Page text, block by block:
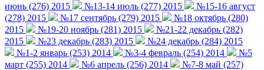
июнь (276) 2015
№13-14 июль (277) 2015
№15-16 август
(278) 2015
№17 сентябрь (279) 2015
№18 октябрь (280)
2015
№19-20 ноябрь (281) 2015
№21-22 декабрь (282)
2015
№23 декабрь (283) 2015
№24 декабрь (284) 2015
№1-2 январь (253) 2014
№3-4 февраль (254) 2014
№5
март (255) 2014
№6 апрель (256) 2014
№7-8 май (257)